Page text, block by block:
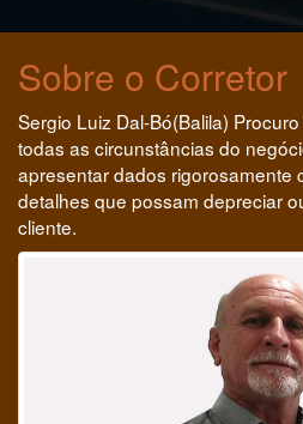
Sobre o Corretor
Sergio Luiz Dal-Bó(Balila)
todas as circunstâncias do
apresentar dados rigorosamente
detalhes que possam depreciar
cliente.